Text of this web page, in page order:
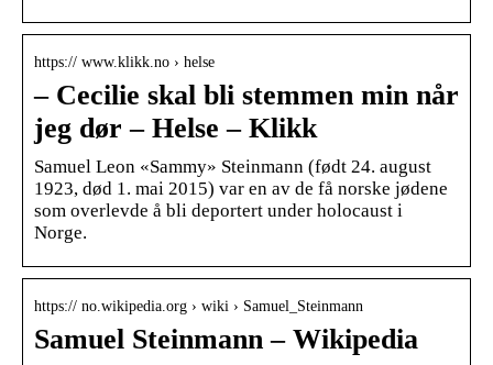
https:// www.klikk.no › helse
– Cecilie skal bli stemmen min når
jeg dør – Helse – Klikk
Samuel Leon «Sammy» Steinmann (født 24. august
1923, død 1. mai 2015) var en av de få norske jødene
som overlevde å bli deportert under holocaust i
Norge.
https:// no.wikipedia.org › wiki › Samuel_Steinmann
Samuel Steinmann – Wikipedia